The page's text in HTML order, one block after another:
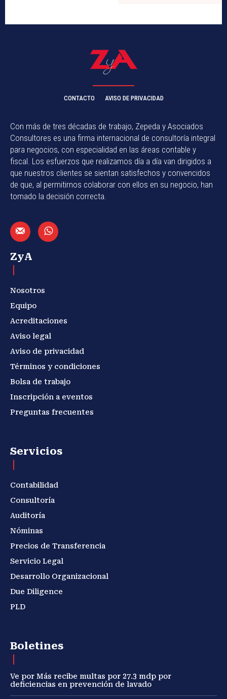
CONTACTO AVISO DE PRIVACIDAD
Con más de tres décadas de trabajo, Zepeda y Asociados
Consultores es una firma internacional de consultoría integral
para negocios, con especialidad en las áreas contable y
fiscal. Los esfuerzos que realizamos día a día van dirigidos a
que nuestros clientes se sientan satisfechos y convencidos
de que, al permitirnos colaborar con ellos en su negocio, han
tomado la decisión correcta.
ZyA
Nosotros
Equipo
Acreditaciones
Aviso legal
Aviso de privacidad
Términos y condiciones
Bolsa de trabajo
Inscripción a eventos
Preguntas frecuentes
Servicios
Contabilidad
Consultoría
Auditoría
Nóminas
Precios de Transferencia
Servicio Legal
Desarrollo Organizacional
Due Diligence
PLD
Boletines
Ve por Más recibe multas por 27.3 mdp por
deficiencias en prevención de lavado